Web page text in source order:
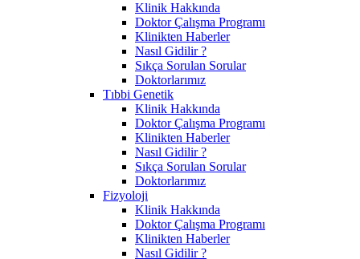
Klinik Hakkında
Doktor Çalışma Programı
Klinikten Haberler
Nasıl Gidilir ?
Sıkça Sorulan Sorular
Doktorlarımız
Tıbbi Genetik
Klinik Hakkında
Doktor Çalışma Programı
Klinikten Haberler
Nasıl Gidilir ?
Sıkça Sorulan Sorular
Doktorlarımız
Fizyoloji
Klinik Hakkında
Doktor Çalışma Programı
Klinikten Haberler
Nasıl Gidilir ?